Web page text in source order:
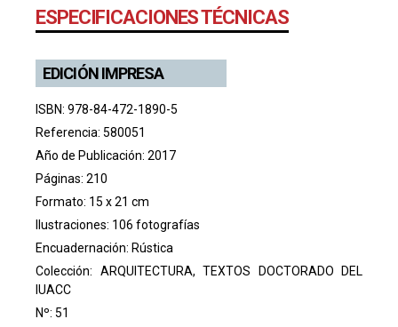
ESPECIFICACIONES TÉCNICAS
EDICIÓN IMPRESA
ISBN: 978-84-472-1890-5
Referencia: 580051
Año de Publicación: 2017
Páginas: 210
Formato: 15 x 21 cm
Ilustraciones: 106 fotografías
Encuadernación: Rústica
Colección: ARQUITECTURA, TEXTOS DOCTORADO DEL
IUACC
Nº: 51